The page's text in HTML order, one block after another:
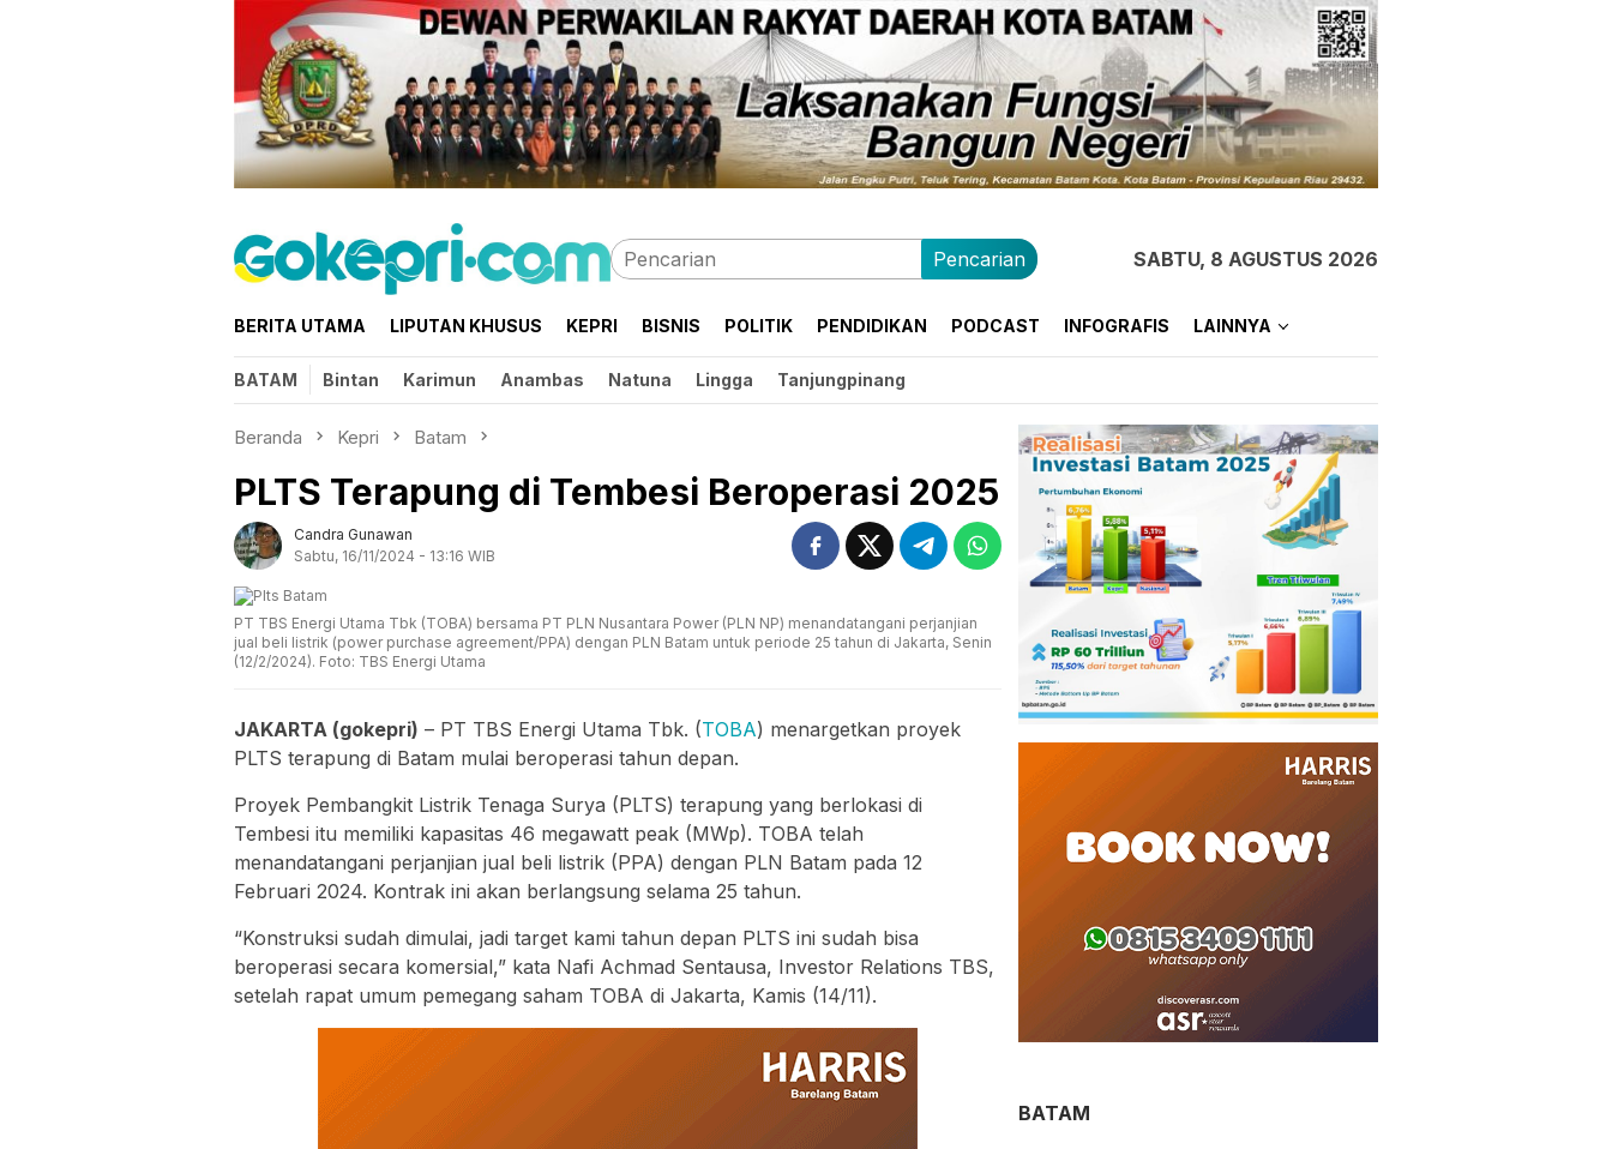
Pencarian SABTU, 8 AGUSTUS 2026
BERITA UTAMA LIPUTAN KHUSUS KEPRI BISNIS POLITIK PENDIDIKAN PODCAST INFOGRAFIS LAINNYA
BATAM Bintan Karimun Anambas Natuna Lingga Tanjungpinang
Beranda Kepri Batam
PLTS Terapung di Tembesi Beroperasi 2025
Candra Gunawan
Sabtu, 16/11/2024 - 13:16 WIB
PT TBS Energi Utama Tbk (TOBA) bersama PT PLN Nusantara Power (PLN NP) menandatangani perjanjian
jual beli listrik (power purchase agreement/PPA) dengan PLN Batam untuk periode 25 tahun di Jakarta, Senin
(12/2/2024). Foto: TBS Energi Utama
JAKARTA (gokepri) – PT TBS Energi Utama Tbk. (TOBA) menargetkan proyek
PLTS terapung di Batam mulai beroperasi tahun depan.
Proyek Pembangkit Listrik Tenaga Surya (PLTS) terapung yang berlokasi di
Tembesi itu memiliki kapasitas 46 megawatt peak (MWp). TOBA telah
menandatangani perjanjian jual beli listrik (PPA) dengan PLN Batam pada 12
Februari 2024. Kontrak ini akan berlangsung selama 25 tahun.
“Konstruksi sudah dimulai, jadi target kami tahun depan PLTS ini sudah bisa
beroperasi secara komersial,” kata Nafi Achmad Sentausa, Investor Relations TBS,
setelah rapat umum pemegang saham TOBA di Jakarta, Kamis (14/11).
BATAM